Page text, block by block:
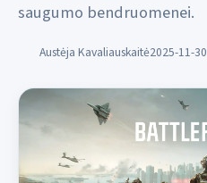
saugumo bendruomenei.
Austėja Kavaliauskaitė2025-11-30